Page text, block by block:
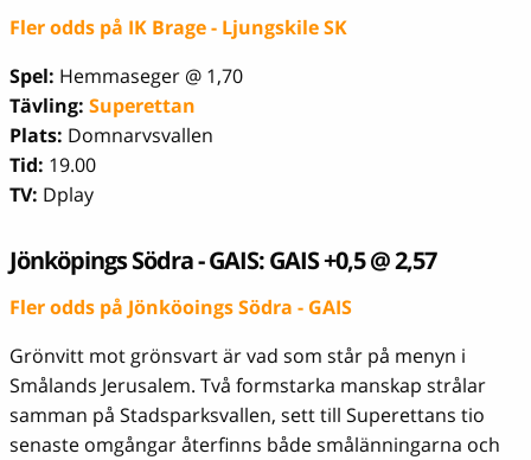
Fler odds på IK Brage - Ljungskile SK
Spel: Hemmaseger @ 1,70
Tävling: Superettan
Plats: Domnarvsvallen
Tid: 19.00
TV: Dplay
Jönköpings Södra - GAIS: GAIS +0,5 @ 2,57
Fler odds på Jönköoings Södra - GAIS
Grönvitt mot grönsvart är vad som står på menyn i
Smålands Jerusalem. Två formstarka manskap strålar
samman på Stadsparksvallen, sett till Superettans tio
senaste omgångar återfinns både smålänningarna och